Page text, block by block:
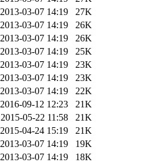
2013-03-07 14:19
27K
2013-03-07 14:19
26K
2013-03-07 14:19
26K
2013-03-07 14:19
25K
2013-03-07 14:19
23K
2013-03-07 14:19
23K
2013-03-07 14:19
22K
2016-09-12 12:23
21K
2015-05-22 11:58
21K
2015-04-24 15:19
21K
2013-03-07 14:19
19K
2013-03-07 14:19
18K